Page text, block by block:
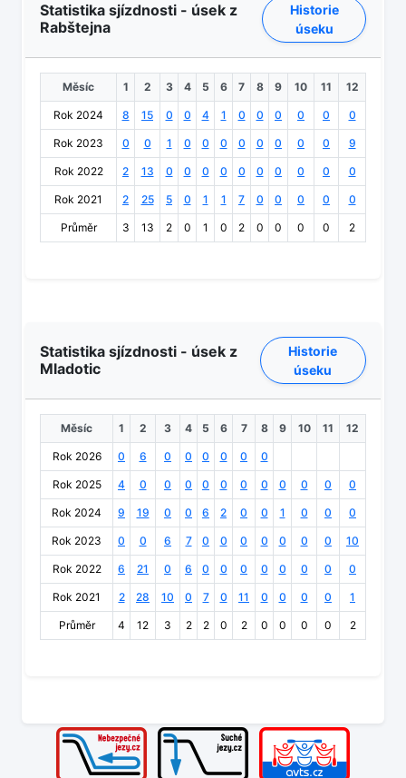
Statistika sjízdnosti - úsek z
Rabštejna
Historie
úseku
Měsíc 1 2 3 4 5 6 7 8 9 10 11 12
Rok 2024 8 15 0 0 4 1 0 0 0 0 0 0
Rok 2023 0 0 1 0 0 0 0 0 0 0 0 9
Rok 2022 2 13 0 0 0 0 0 0 0 0 0 0
Rok 2021 2 25 5 0 1 1 7 0 0 0 0 0
Průměr 3 13 2 0 1 0 2 0 0 0 0 2
Statistika sjízdnosti - úsek z
Mladotic
Historie
úseku
Měsíc 1 2 3 4 5 6 7 8 9 10 11 12
Rok 2026 0 6 0 0 0 0 0 0
Rok 2025 4 0 0 0 0 0 0 0 0 0 0 0
Rok 2024 9 19 0 0 6 2 0 0 1 0 0 0
Rok 2023 0 0 6 7 0 0 0 0 0 0 0 10
Rok 2022 6 21 0 6 0 0 0 0 0 0 0 0
Rok 2021 2 28 10 0 7 0 11 0 0 0 0 1
Průměr 4 12 3 2 2 0 2 0 0 0 0 2